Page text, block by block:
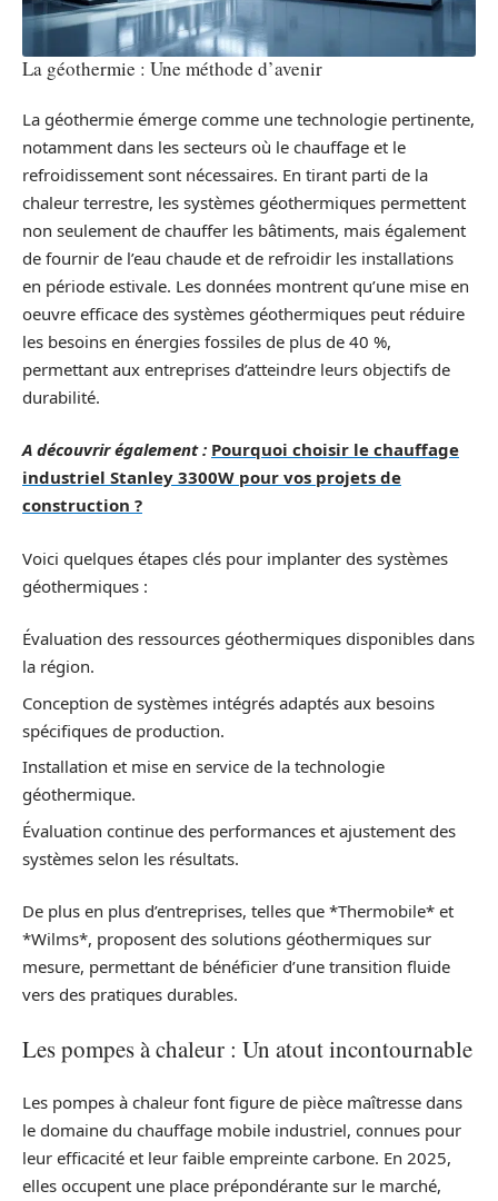
La géothermie : Une méthode d’avenir
La géothermie émerge comme une technologie pertinente,
notamment dans les secteurs où le chauffage et le
refroidissement sont nécessaires. En tirant parti de la
chaleur terrestre, les systèmes géothermiques permettent
non seulement de chauffer les bâtiments, mais également
de fournir de l’eau chaude et de refroidir les installations
en période estivale. Les données montrent qu’une mise en
oeuvre efficace des systèmes géothermiques peut réduire
les besoins en énergies fossiles de plus de 40 %,
permettant aux entreprises d’atteindre leurs objectifs de
durabilité.
A découvrir également : Pourquoi choisir le chauffage
industriel Stanley 3300W pour vos projets de
construction ?
Voici quelques étapes clés pour implanter des systèmes
géothermiques :
Évaluation des ressources géothermiques disponibles dans
la région.
Conception de systèmes intégrés adaptés aux besoins
spécifiques de production.
Installation et mise en service de la technologie
géothermique.
Évaluation continue des performances et ajustement des
systèmes selon les résultats.
De plus en plus d’entreprises, telles que *Thermobile* et
*Wilms*, proposent des solutions géothermiques sur
mesure, permettant de bénéficier d’une transition fluide
vers des pratiques durables.
Les pompes à chaleur : Un atout incontournable
Les pompes à chaleur font figure de pièce maîtresse dans
le domaine du chauffage mobile industriel, connues pour
leur efficacité et leur faible empreinte carbone. En 2025,
elles occupent une place prépondérante sur le marché,